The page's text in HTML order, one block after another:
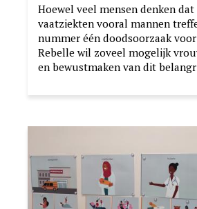
Hoewel veel mensen denken
vaatziekten vooral mannen
nummer één doodsoorzaak
Rebelle wil zoveel mogelijk
en bewustmaken van dit